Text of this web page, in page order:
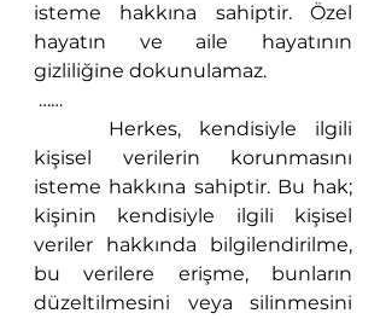
isteme hakkına sahiptir. Özel
hayatın ve aile hayatının
gizliliğine dokunulamaz.
……
kişisel verilerin korunmasını
isteme hakkına sahiptir. Bu hak;
kişinin kendisiyle ilgili kişisel
veriler hakkında bilgilendirilme,
bu verilere erişme, bunların
düzeltilmesini veya silinmesini